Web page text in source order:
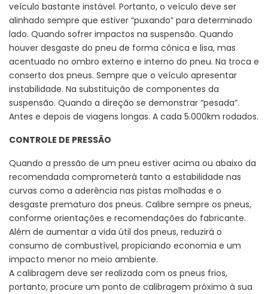
veículo bastante instável. Portanto, o veículo deve ser
alinhado sempre que estiver “puxando” para determinado
lado. Quando sofrer impactos na suspensão. Quando
houver desgaste do pneu de forma cônica e lisa, mas
acentuado no ombro externo e interno do pneu. Na troca e
conserto dos pneus. Sempre que o veículo apresentar
instabilidade. Na substituição de componentes da
suspensão. Quando a direção se demonstrar “pesada”.
Antes e depois de viagens longas. A cada 5.000km rodados.
CONTROLE DE PRESSÃO
Quando a pressão de um pneu estiver acima ou abaixo da
recomendada comprometerá tanto a estabilidade nas
curvas como a aderência nas pistas molhadas e o
desgaste prematuro dos pneus. Calibre sempre os pneus,
conforme orientações e recomendações do fabricante.
Além de aumentar a vida útil dos pneus, reduzirá o
consumo de combustível, propiciando economia e um
impacto menor no meio ambiente.
A calibragem deve ser realizada com os pneus frios,
portanto, procure um ponto de calibragem próximo à sua